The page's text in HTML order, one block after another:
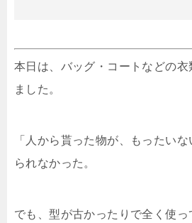
本日は、バッグ・コートなどの衣
ました。
「人から貰った物が、もったい
られなかった。
でも、型が古かったりで全く使っ